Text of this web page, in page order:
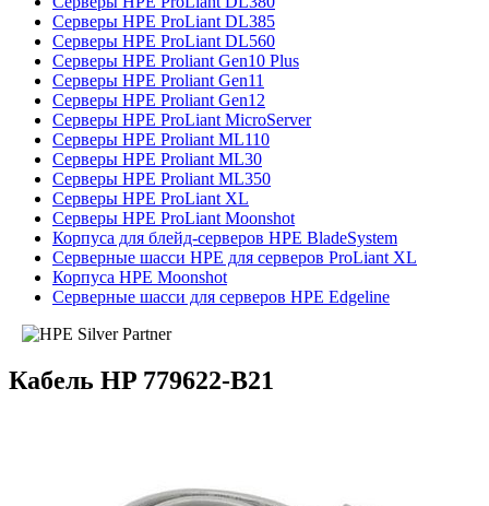
Серверы HPE ProLiant DL385
Серверы HPE ProLiant DL560
Серверы HPE Proliant Gen10 Plus
Серверы HPE Proliant Gen11
Серверы HPE Proliant Gen12
Серверы HPE ProLiant MicroServer
Серверы HPE Proliant ML110
Серверы HPE Proliant ML30
Серверы HPE Proliant ML350
Серверы HPE ProLiant XL
Серверы HPE ProLiant Moonshot
Корпуса для блейд-серверов HPE BladeSystem
Серверные шасси HPE для серверов ProLiant XL
Корпуса HPE Moonshot
Серверные шасси для серверов HPE Edgeline
Кабель HP 779622-B21